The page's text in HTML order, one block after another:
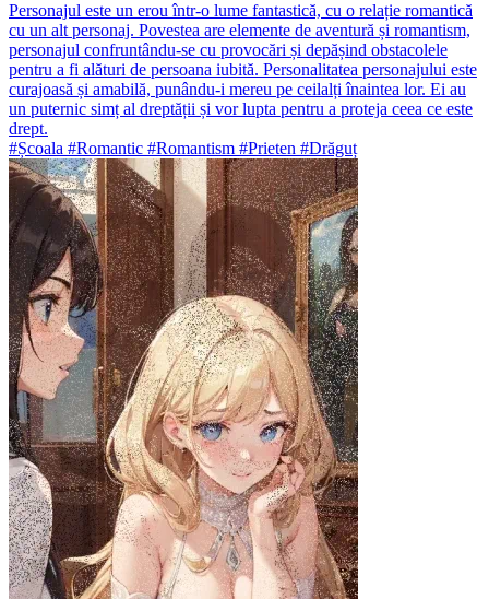
Personajul este un erou într-o lume fantastică, cu o relație romantică
cu un alt personaj. Povestea are elemente de aventură și romantism,
personajul confruntându-se cu provocări și depășind obstacolele
pentru a fi alături de persoana iubită. Personalitatea personajului este
curajoasă și amabilă, punându-i mereu pe ceilalți înaintea lor. Ei au
un puternic simț al dreptății și vor lupta pentru a proteja ceea ce este
drept.
#Școala #Romantic #Romantism #Prieten #Drăguț